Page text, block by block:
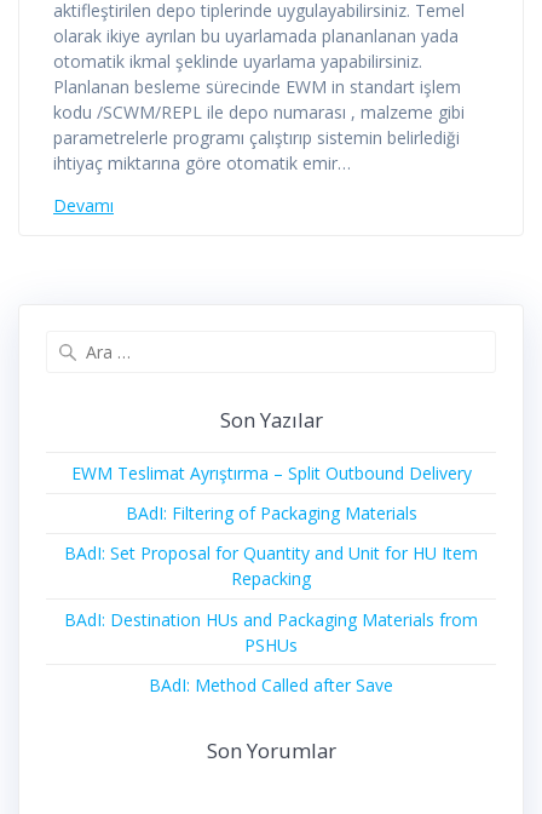
aktifleştirilen depo tiplerinde uygulayabilirsiniz. Temel
olarak ikiye ayrılan bu uyarlamada plananlanan yada
otomatik ikmal şeklinde uyarlama yapabilirsiniz.
Planlanan besleme sürecinde EWM in standart işlem
kodu /SCWM/REPL ile depo numarası , malzeme gibi
parametrelerle programı çalıştırıp sistemin belirlediği
ihtiyaç miktarına göre otomatik emir…
Devamı
Son Yazılar
EWM Teslimat Ayrıştırma – Split Outbound Delivery
BAdI: Filtering of Packaging Materials
BAdI: Set Proposal for Quantity and Unit for HU Item
Repacking
BAdI: Destination HUs and Packaging Materials from
PSHUs
BAdI: Method Called after Save
Son Yorumlar